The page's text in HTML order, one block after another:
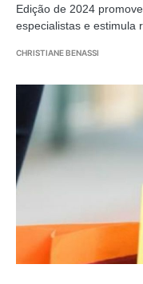
Edição de 2024
especialistas e estimula
CHRISTIANE BENASSI